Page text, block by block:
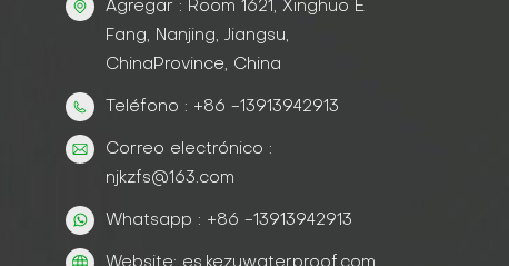
Agregar : Room 1621, Xinghuo E
Fang, Nanjing, Jiangsu,
ChinaProvince, China
Teléfono : +86 -13913942913
Correo electrónico :
njkzfs@163.com
Whatsapp : +86 -13913942913
Website: es.kezuwaterproof.com